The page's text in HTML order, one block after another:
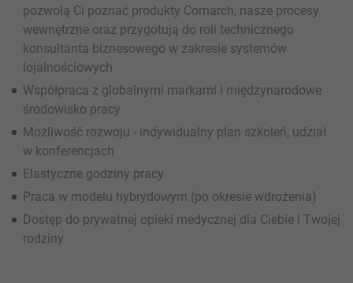
pozwolą Ci poznać produkty Comarch, nasze procesy
wewnętrzne oraz przygotują do roli technicznego
konsultanta biznesowego w zakresie systemów
lojalnościowych
Współpraca z globalnymi markami i międzynarodowe
środowisko pracy
Możliwość rozwoju - indywidualny plan szkoleń, udział
w konferencjach
Elastyczne godziny pracy
Praca w modelu hybrydowym (po okresie wdrożenia)
Dostęp do prywatnej opieki medycznej dla Ciebie i Twojej
rodziny